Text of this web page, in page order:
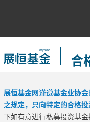
合
展恒基金网谨遵基金业协
之规定，只向特定的合格
下如有意进行私募投资基